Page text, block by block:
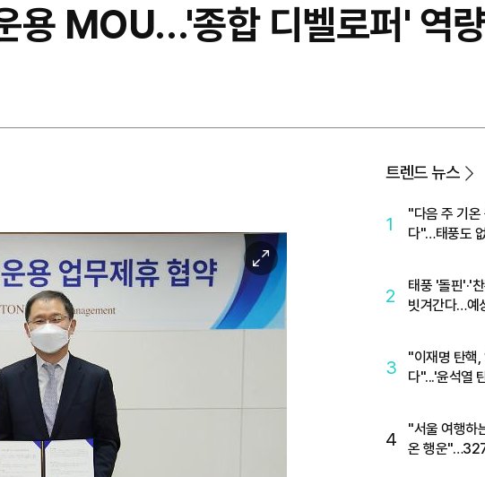
용 MOU…'종합 디벨로퍼' 역
이
미
지
확
트렌드 뉴스
1
"다음 주 기온
다"…태풍도
2
태풍 '돌핀'·'
빗겨간다…예
3
"이재명 탄핵,
다"...'윤석열
4
"서울 여행하
온 행운